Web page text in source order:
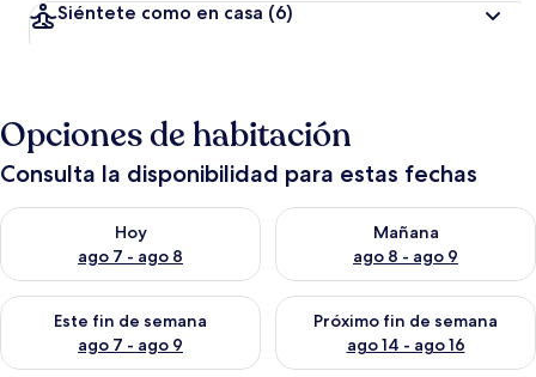
Siéntete como en casa (6)
Opciones de habitación
Consulta la disponibilidad para estas fechas
Hoy
ago 7 - ago 8
Consulta la disponibilidad para hoy ago 7 - ago 8
Mañana
ago 8 - ago 9
Consulta la disponibilidad
Este fin de semana
ago 7 - ago 9
Consulta la disponibilidad para este fin de semana ago 7 -
Próximo fin de semana
ago 14 - ago 16
Consulta la disponibilidad